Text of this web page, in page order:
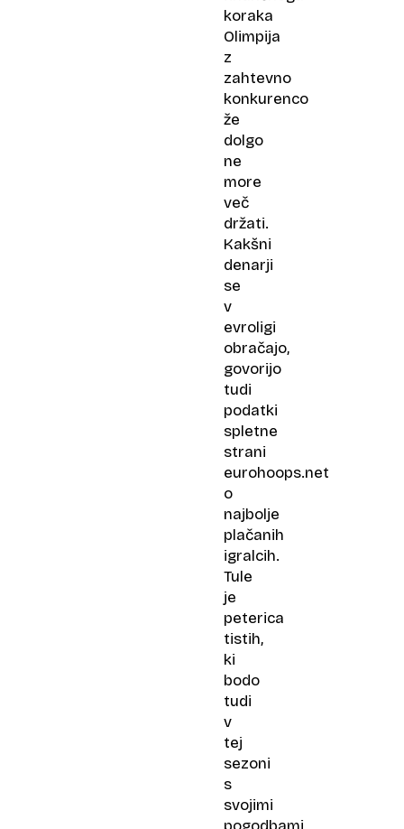
koraka
Olimpija
z
zahtevno
konkurenco
že
dolgo
ne
more
več
držati.
Kakšni
denarji
se
v
evroligi
obračajo,
govorijo
tudi
podatki
spletne
strani
eurohoops.net
o
najbolje
plačanih
igralcih.
Tule
je
peterica
tistih,
ki
bodo
tudi
v
tej
sezoni
s
svojimi